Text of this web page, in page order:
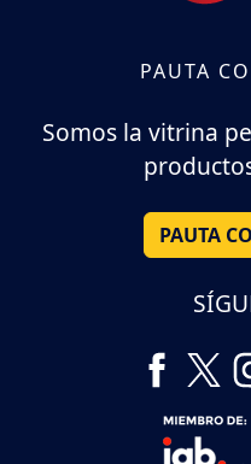
PAUTA
Somos la vitrina
PAUTA